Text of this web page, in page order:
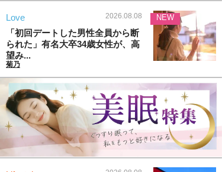
Love 2026.08.08
「初回デートした男性全員から断
られた」有名大卒34歳女性が、高
望み...
菊乃
NEW